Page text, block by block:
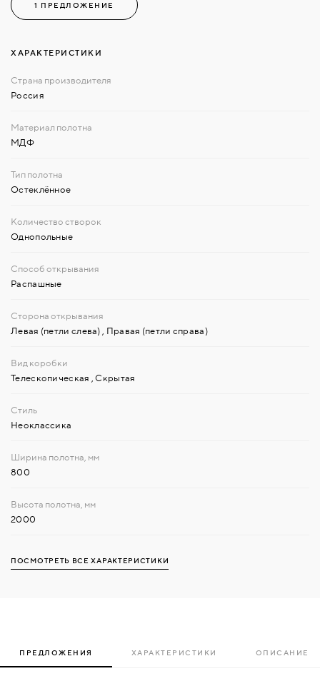
1 ПРЕДЛОЖЕНИЕ
ХАРАКТЕРИСТИКИ
Россия
МДФ
Остеклённое
Однопольные
Распашные
Левая (петли слева) Правая (петли справа)
Телескопическая Скрытая
Неоклассика
800
2000
ПОСМОТРЕТЬ ВСЕ ХАРАКТЕРИСТИКИ
ПРЕДЛОЖЕНИЯ ХАРАКТЕРИСТИКИ ОПИСАНИЕ